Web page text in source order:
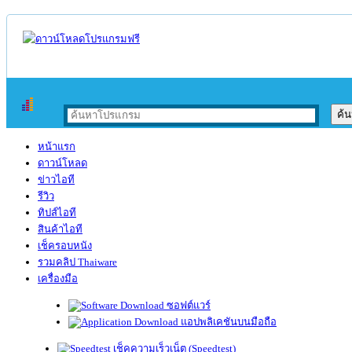
หน้าแรก
ดาวน์โหลด
ข่าวไอที
รีวิว
ทิปส์ไอที
สินค้าไอที
เช็ครอบหนัง
รวมคลิป Thaiware
เครื่องมือ
ซอฟต์แวร์
แอปพลิเคชันบนมือถือ
เช็คความเร็วเน็ต (Speedtest)